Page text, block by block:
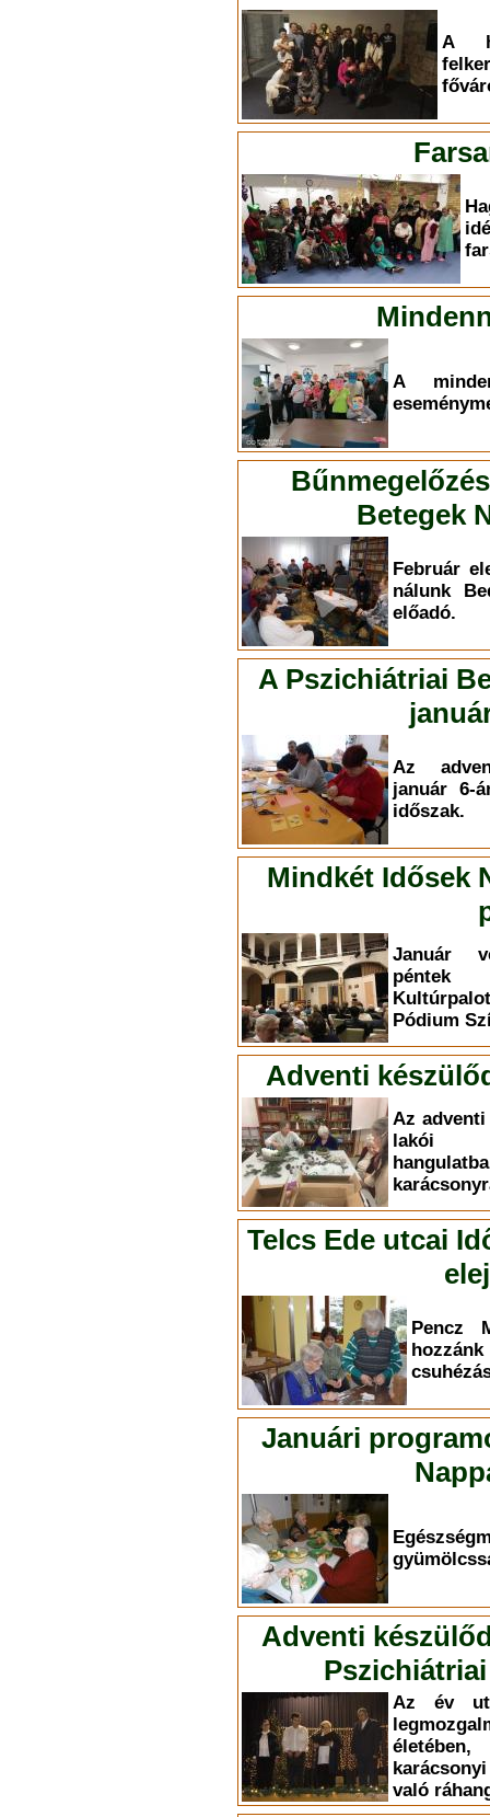
A
A
Betegek
Február
nálunk
előadó.
A Pszichiátriai
Az
január 6-
időszak.
Mindkét Idősek
Január
Pódium
Adventi
Az
lakói
Telcs Ede utcai
Pencz
Januári
Adventi
Az év
való